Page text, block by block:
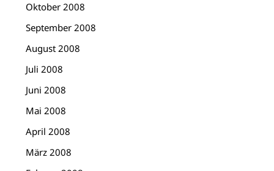
Oktober 2008
September 2008
August 2008
Juli 2008
Juni 2008
Mai 2008
April 2008
März 2008